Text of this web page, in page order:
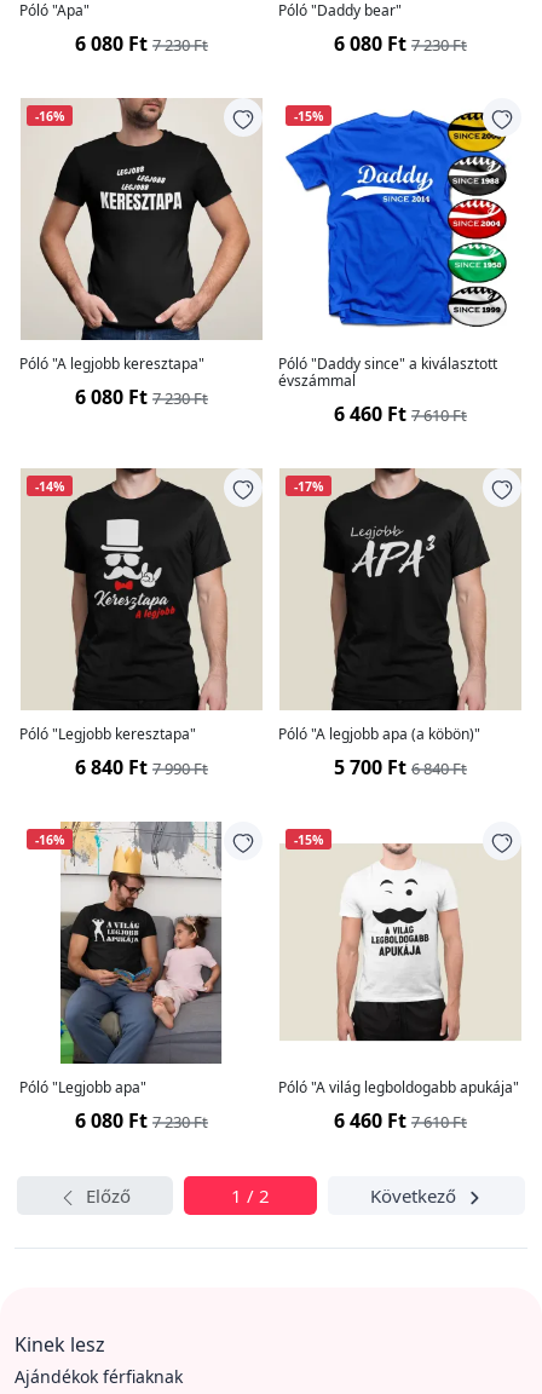
Póló "Apa"
6 080 Ft 7 230 Ft
Póló "Daddy bear"
6 080 Ft 7 230 Ft
-16%
Póló "A legjobb keresztapa"
6 080 Ft 7 230 Ft
-15%
Póló "Daddy since" a kiválasztott
évszámmal
6 460 Ft 7 610 Ft
-14%
Póló "Legjobb keresztapa"
6 840 Ft 7 990 Ft
-17%
Póló "A legjobb apa (a köbön)"
5 700 Ft 6 840 Ft
-16%
Póló "Legjobb apa"
6 080 Ft 7 230 Ft
-15%
Póló "A világ legboldogabb apukája"
6 460 Ft 7 610 Ft
Előző 1 / 2 Következő
Kinek lesz
Ajándékok férfiaknak